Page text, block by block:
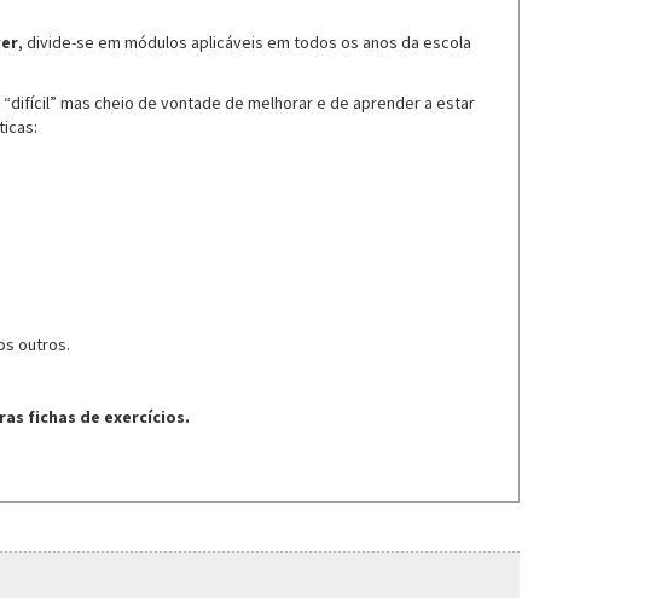
, divide-se em módulos aplicáveis em todos os anos da escola
mas cheio de vontade de melhorar e de aprender a estar
outros.
fichas de exercícios.